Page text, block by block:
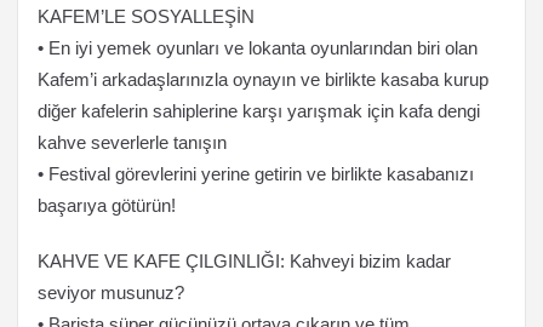
KAFEM’LE SOSYALLEŞİN
• En iyi yemek oyunları ve lokanta oyunlarından biri olan
Kafem’i arkadaşlarınızla oynayın ve birlikte kasaba kurup
diğer kafelerin sahiplerine karşı yarışmak için kafa dengi
kahve severlerle tanışın
• Festival görevlerini yerine getirin ve birlikte kasabanızı
başarıya götürün!
KAHVE VE KAFE ÇILGINLIĞI: Kahveyi bizim kadar
seviyor musunuz?